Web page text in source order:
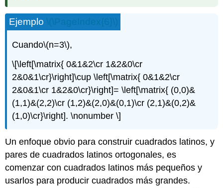
Ejemplo \(\PageIndex{6}\)
Cuando\(n=3\),
\[\left[\matrix{ 0&1&2\cr 1&2&0\cr
2&0&1\cr}\right]\cup \left[\matrix{ 0&1&2\cr
2&0&1\cr 1&2&0\cr}\right]= \left[\matrix{ (0,0)&
(1,1)&(2,2)\cr (1,2)&(2,0)&(0,1)\cr (2,1)&(0,2)&
(1,0)\cr}\right]. \nonumber \]
Un enfoque obvio para construir cuadrados latinos, y
pares de cuadrados latinos ortogonales, es
comenzar con cuadrados latinos más pequeños y
usarlos para producir cuadrados más grandes.